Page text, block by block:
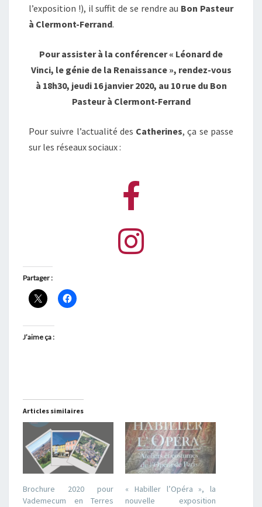
l’exposition !), il suffit de se rendre au Bon Pasteur
à Clermont-Ferrand.
Pour assister à la conférencer « Léonard de
Vinci, le génie de la Renaissance », rendez-vous
à 18h30, jeudi 16 janvier 2020, au 10 rue du Bon
Pasteur à Clermont-Ferrand
Pour suivre l’actualité des Catherines, ça se passe
sur les réseaux sociaux :
Partager :
J’aime ça :
Articles similaires
Brochure 2020 pour
Vademecum en Terres
« Habiller l’Opéra », la
nouvelle exposition